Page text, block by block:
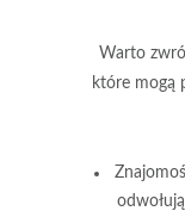
Warto
które mogą